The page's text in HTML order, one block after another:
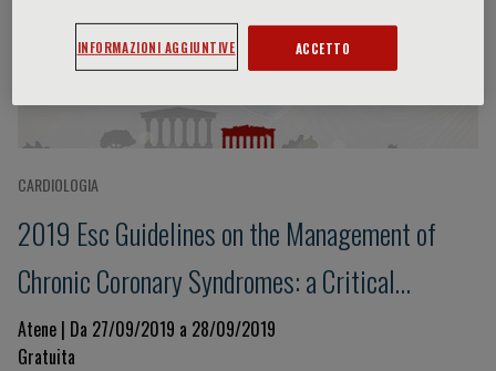
CARDIOLOGIA
2019 Esc Guidelines on the Management of
Chronic Coronary Syndromes: a Critical
Approach
Atene | Da 27/09/2019 a 28/09/2019
Gratuita
INFORMAZIONI AGGIUNTIVE ACCETTO